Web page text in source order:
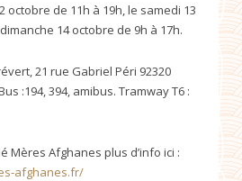
octobre de 11h à 19h, le samedi 13
14 octobre de 9h à 17h.
21 rue Gabriel Péri 92320
:194, 394, amibus. Tramway T6 :
Mères Afghanes plus d’info ici :
afghanes.fr/